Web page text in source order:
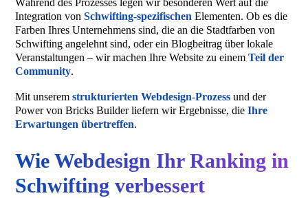
Während des Prozesses legen wir besonderen Wert auf die
Integration von Schwifting-spezifischenElementen. Ob es die
Farben Ihres Unternehmens sind, die an die Stadtfarben von
Schwifting angelehnt sind, oder ein Blogbeitrag über lokale
Veranstaltungen – wir machen Ihre Website zu einem Teil der
Community.
Mit unserem strukturierten Webdesign-Prozessund der
Power von Bricks Builder liefern wir Ergebnisse, die Ihre
Erwartungen übertreffen.
Wie Webdesign Ihr Ranking in
Schwifting verbessert